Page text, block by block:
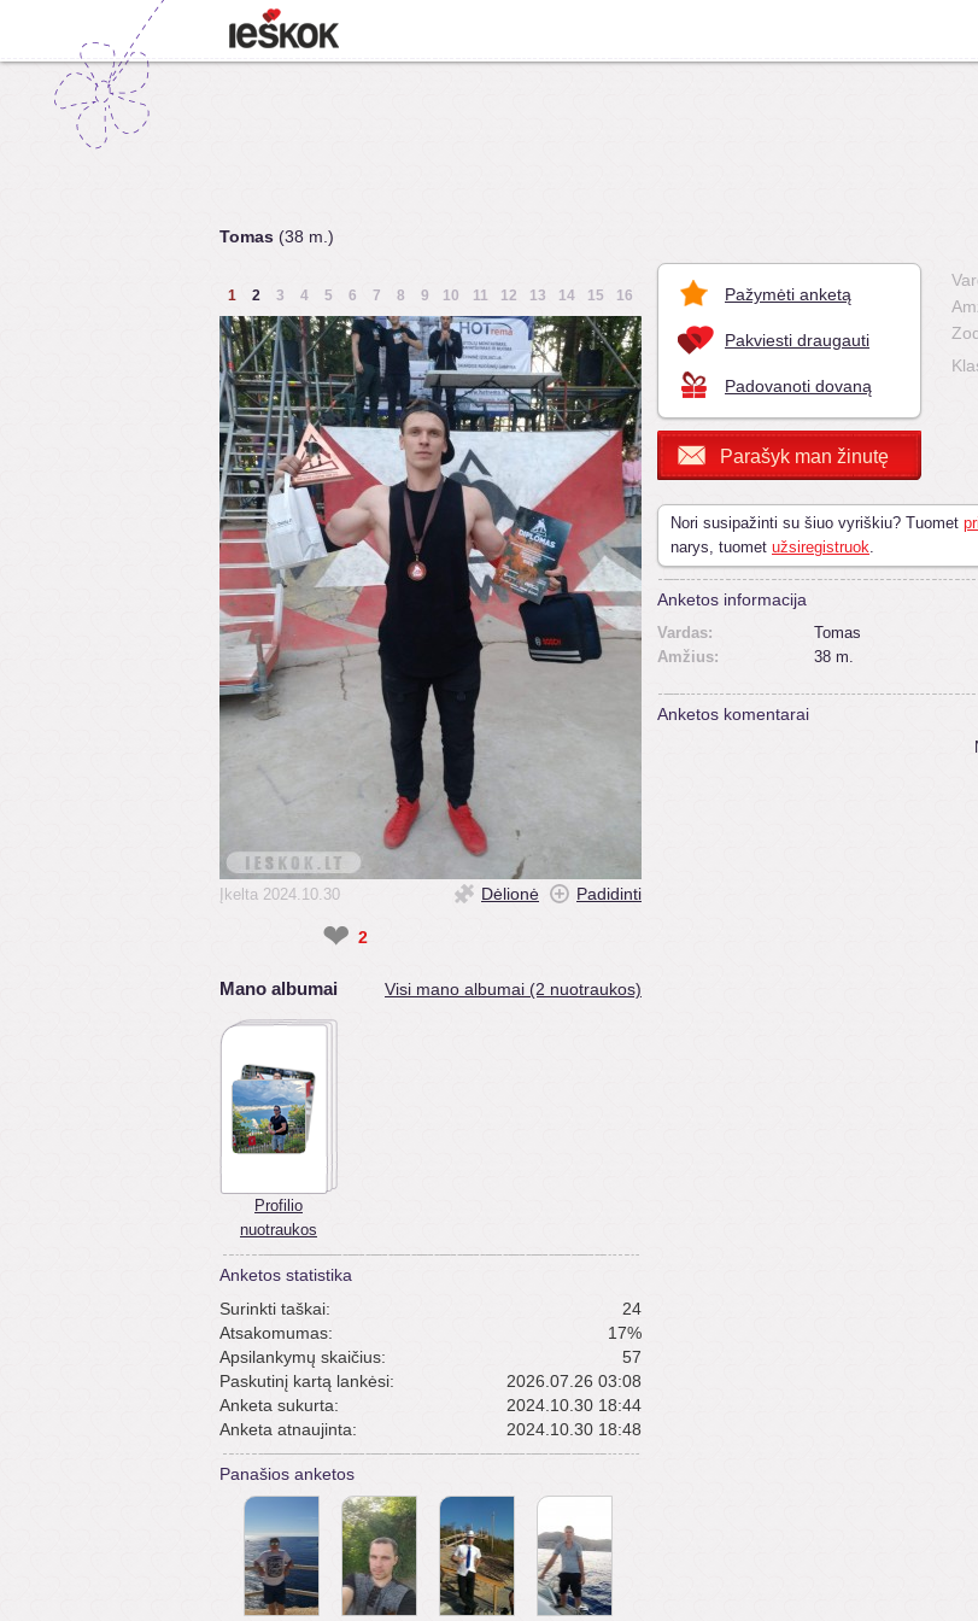
Tomas (38 m.)
1 2 3 4 5 6 7 8 9 10 11 12 13 14 15 16
Įkelta 2024.10.30 Dėlionė Padidinti
❤ 2
Mano albumai Visi mano albumai (2 nuotraukos)
Profilio
nuotraukos
Anketos statistika
Surinkti taškai:
24
Atsakomumas:
17%
Apsilankymų skaičius:
57
Paskutinį kartą lankėsi:
2026.07.26 03:08
Anketa sukurta:
2024.10.30 18:44
Anketa atnaujinta:
2024.10.30 18:48
Panašios anketos
Pažymėti anketą
Pakviesti draugauti
Padovanoti dovaną
Parašyk man žinutę
Nori susipažinti su šiuo vyriškiu? Tuomet
narys, tuomet užsiregistruok.
Anketos informacija
Vardas:
Tomas
Amžius:
38 m.
Anketos komentarai